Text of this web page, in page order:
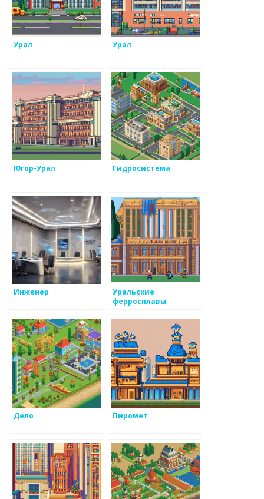
Урал Урал
Югор-Урал Гидросистема
Инженер
Уральские
ферросплавы
Дело Пиромет